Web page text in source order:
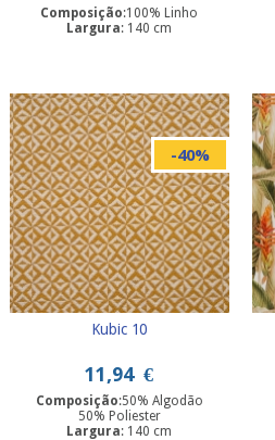
Composição:100% Linho
Largura: 140 cm
-40%
Kubic 10
11,94 €
Composição:50% Algodão
50% Poliester
Largura: 140 cm